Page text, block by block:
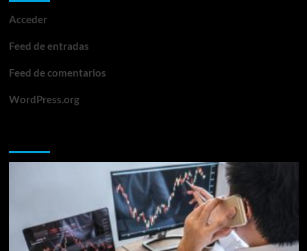
Acceder
Feed de entradas
Feed de comentarios
WordPress.org